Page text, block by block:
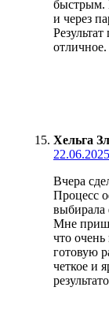
быстрым.
и через
Хельга
22.06.2025
Вчера
Процесс
выбирала
Мне
что очень
готовую
четкое и